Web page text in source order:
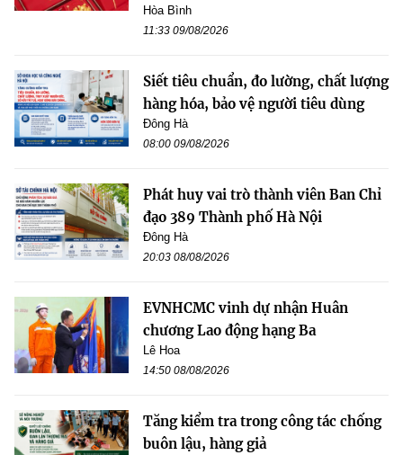
Hòa Bình
11:33 09/08/2026
Siết tiêu chuẩn, đo lường, chất lượng
hàng hóa, bảo vệ người tiêu dùng
Đông Hà
08:00 09/08/2026
Phát huy vai trò thành viên Ban Chỉ
đạo 389 Thành phố Hà Nội
Đông Hà
20:03 08/08/2026
EVNHCMC vinh dự nhận Huân
chương Lao động hạng Ba
Lê Hoa
14:50 08/08/2026
Tăng kiểm tra trong công tác chống
buôn lậu, hàng giả